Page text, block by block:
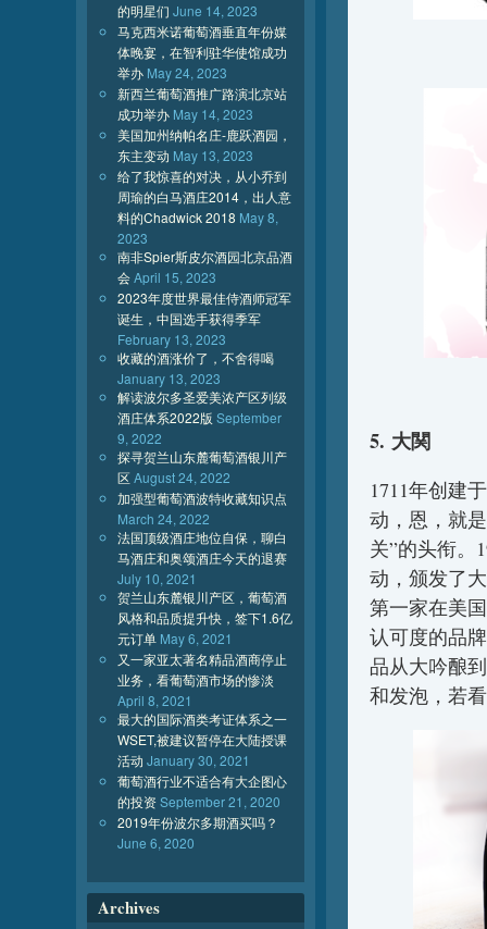
5. 大関
1711年创建
动，恩，就
关”的头衔。
动，颁发了
第一家在美
认可度的品
品从大吟酿
和发泡，若
的明星们 June 14, 2023
马克西米诺葡萄酒垂直年份媒
体晚宴，在智利驻华使馆成功
举办 May 24, 2023
新西兰葡萄酒推广路演北京站
成功举办 May 14, 2023
美国加州纳帕名庄-鹿跃酒园，
东主变动 May 13, 2023
给了我惊喜的对决，从小乔到
周瑜的白马酒庄2014，出人意
料的Chadwick 2018 May 8,
2023
南非Spier斯皮尔酒园北京品酒
会April 15, 2023
2023年度世界最佳侍酒师冠军
诞生，中国选手获得季军
February 13, 2023
收藏的酒涨价了，不舍得喝
January 13, 2023
解读波尔多圣爱美浓产区列级
酒庄体系2022版 September
9, 2022
探寻贺兰山东麓葡萄酒银川产
区August 24, 2022
加强型葡萄酒波特收藏知识点
March 24, 2022
法国顶级酒庄地位自保，聊白
马酒庄和奥颂酒庄今天的退赛
July 10, 2021
贺兰山东麓银川产区，葡萄酒
风格和品质提升快，签下1.6亿
元订单 May 6, 2021
又一家亚太著名精品酒商停止
业务，看葡萄酒市场的惨淡
April 8, 2021
最大的国际酒类考证体系之一
WSET,被建议暂停在大陆授课
活动 January 30, 2021
葡萄酒行业不适合有大企图心
的投资September 21, 2020
2019年份波尔多期酒买吗？
June 6, 2020
Archives